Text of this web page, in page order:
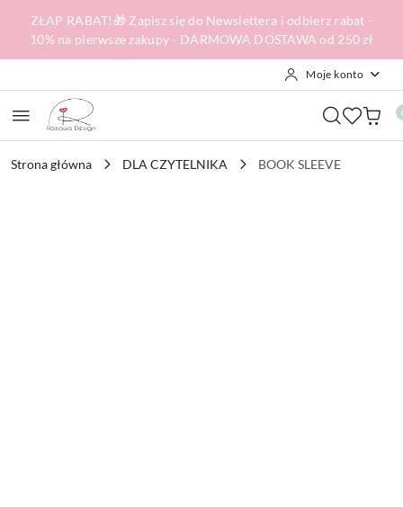
Przejdź do treści głównej
Przejdź do wyszukiwarki
Przejdź do moje konto
Przejdź do menu głównego
Przejdź do opisu produktu
Przejdź do stopki
ZŁAP RABAT!🎁 Zapisz się do Newslettera i odbierz rabat -
10% na pierwsze zakupy - DARMOWA DOSTAWA od 250 zł
Moje konto
Strona główna DLA CZYTELNIKA BOOK SLEEVE